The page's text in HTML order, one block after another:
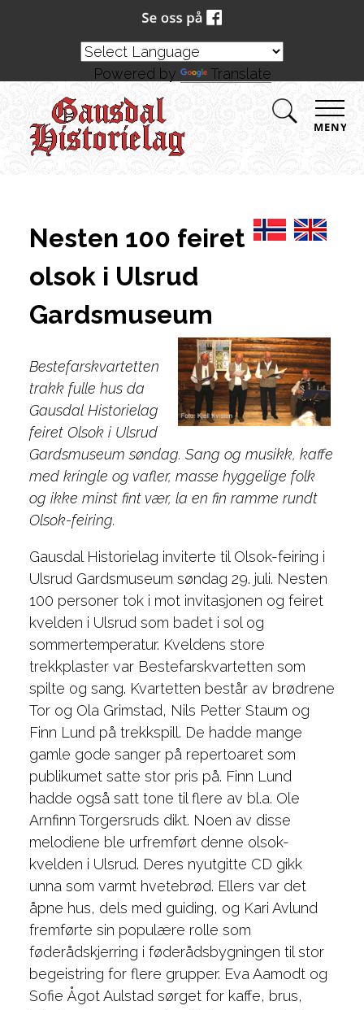
MENY
Nesten 100 feiret
olsok i Ulsrud
Gardsmuseum
Bestefarskvartetten
trakk fulle hus da
Gausdal Historielag
feiret Olsok i Ulsrud
Gardsmuseum søndag. Sang og musikk, kaffe
med kringle og vafler, masse hyggelige folk
og ikke minst fint vær, la en fin ramme rundt
Olsok-feiring.
Gausdal Historielag inviterte til Olsok-feiring i
Ulsrud Gardsmuseum søndag 29. juli. Nesten
100 personer tok i mot invitasjonen og feiret
kvelden i Ulsrud som badet i sol og
sommertemperatur. Kveldens store
trekkplaster var Bestefarskvartetten som
spilte og sang. Kvartetten består av brødrene
Tor og Ola Grimstad, Nils Petter Staum og
Finn Lund på trekkspill. De hadde mange
gamle gode sanger på repertoaret som
publikumet satte stor pris på. Finn Lund
hadde også satt tone til flere av bl.a. Ole
Arnfinn Torgersruds dikt. Noen av disse
melodiene ble urfremført denne olsok-
kvelden i Ulsrud. Deres nyutgitte CD gikk
unna som varmt hvetebrød. Ellers var det
åpne hus, dels med guiding, og Kari Avlund
fremførte sin populære rolle som
føderådskjerring i føderådsbygningen til stor
begeistring for flere grupper. Eva Aamodt og
Sofie Ågot Aulstad sørget for kaffe, brus,
Powered by Translate